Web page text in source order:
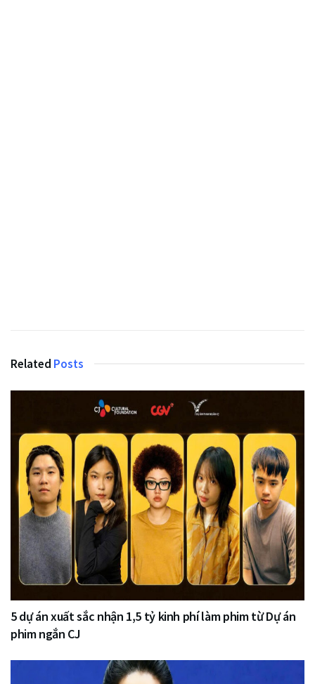
Related Posts
5 dự án xuất sắc nhận 1,5 tỷ kinh phí làm phim từ Dự án
phim ngắn CJ